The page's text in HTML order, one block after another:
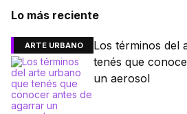
Lo más reciente
ARTE URBANO
Los términos del
tenés que
un aerosol